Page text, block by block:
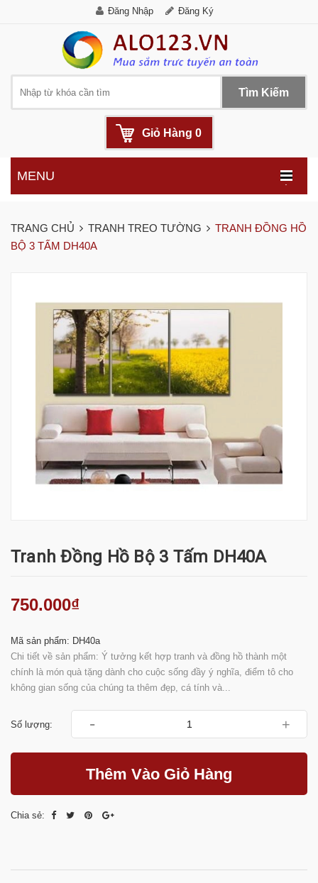
Đăng Nhập Đăng Ký
Tìm Kiếm
Giỏ Hàng 0
.
MENU
TRANG CHỦ TRANH TREO TƯỜNG
TRANH ĐỒNG HỒ
BỘ 3 TẤM DH40A
Tranh Đồng Hồ Bộ 3 Tấm DH40A
750.000₫
Mã sản phẩm: DH40a
Chi tiết về sản phẩm: Ý tưởng kết hợp tranh và đồng hồ thành một
chính là món quà tặng dành cho cuộc sống đầy ý nghĩa, điểm tô cho
không gian sống của chúng ta thêm đẹp, cá tính và...
Số lượng: - +
Thêm Vào Giỏ Hàng
Chia sẻ: